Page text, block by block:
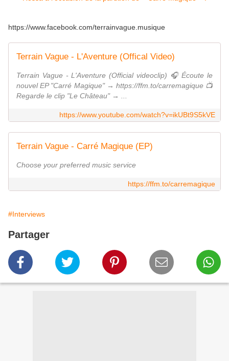
https://www.facebook.com/terrainvague.musique
Terrain Vague - L'Aventure (Offical Video)
Terrain Vague - L'Aventure (Official videoclip) 🎧 Écoute le
nouvel EP "Carré Magique" → https://ffm.to/carremagique 📺
Regarde le clip "Le Château" → ...
https://www.youtube.com/watch?v=ikUBt9S5kVE
Terrain Vague - Carré Magique (EP)
Choose your preferred music service
https://ffm.to/carremagique
#Interviews
Partager